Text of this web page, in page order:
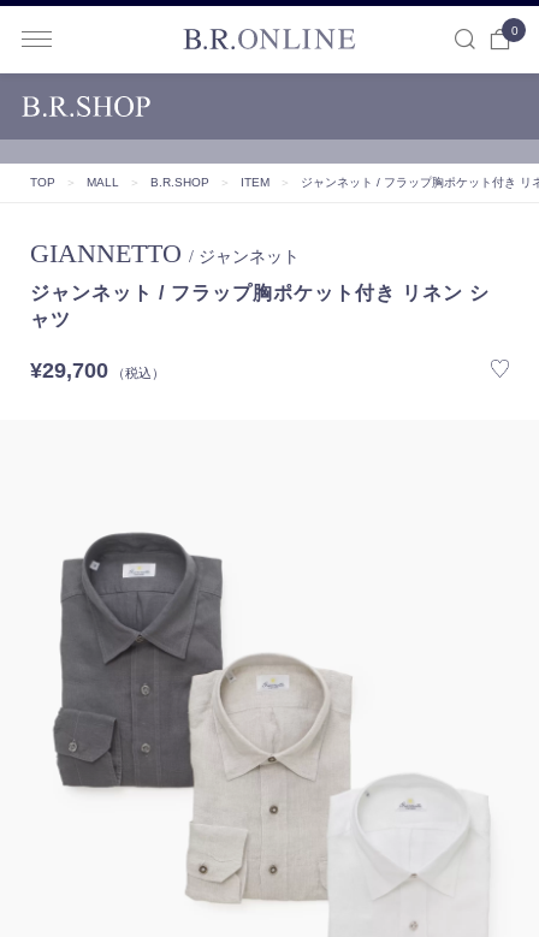
0
TOP ＞ MALL ＞ B.R.SHOP ＞ ITEM ＞ ジャンネット / フラップ胸ポケット付き リ
GIANNETTO / ジャンネット
ジャンネット / フラップ胸ポケット付き リネン シ
ャツ
¥29,700（税込）